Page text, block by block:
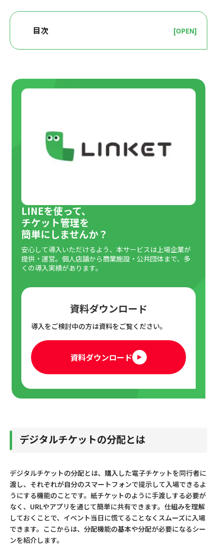
目次 [OPEN]
分配機能の仕組み
分配できるタイミングと注意点
分配前にアプリのログインを確認しておく
デジタルチケットの分配手順
STEP1 チケットアプリを開き対象チケットを
選択
STEP2 「チケットを分配・渡す」をタップ
STEP3 分配方法を選ぶ（LINE／メールなど）
STEP5 各支払い方法に沿って決済
RLがLINEに届く
トーク画面から共有する手順
分配URLを送るときの注意点
メールで分配する方法
メールアドレス入力から送信までの流れ
LINEを使って、
チケット管理を
簡単にしませんか？
安心して導入いただけるよう、本サービスは上場企業が
提供・運営。個人店舗から商業施設・公共団体まで、多
くの導入実績があります。
資料ダウンロード
導入をご検討中の方は資料をご覧ください。
資料ダウンロード
デジタルチケットの分配とは
デジタルチケットの分配とは、購入した電子チケットを同行者に
渡し、それぞれが自分のスマートフォンで提示して入場できるよ
うにする機能のことです。紙チケットのように手渡しする必要が
なく、URLやアプリを通じて簡単に共有できます。仕組みを理解
しておくことで、イベント当日に慌てることなくスムーズに入場
できます。ここからは、分配機能の基本や分配が必要になるシー
ンを紹介します。